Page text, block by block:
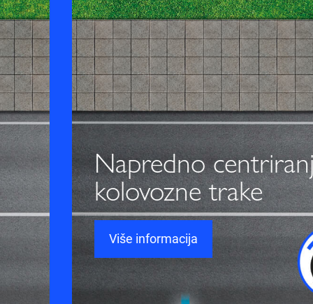
Napredno centriranje
kolovozne trake
Više informacija